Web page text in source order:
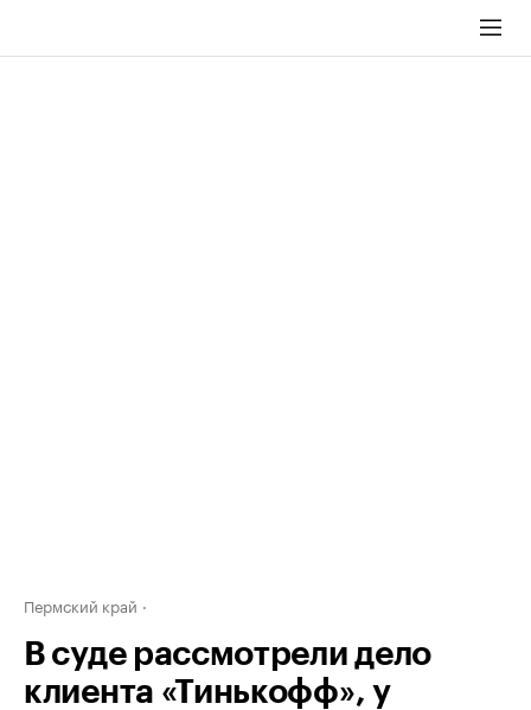
Пермский край
В суде рассмотрели дело
клиента «Тинькофф», у